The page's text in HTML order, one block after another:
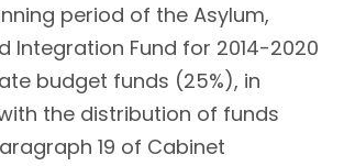
period of the Asylum,
Integration Fund for 2014-2020
budget funds (25%), in
the distribution of funds
19 of Cabinet